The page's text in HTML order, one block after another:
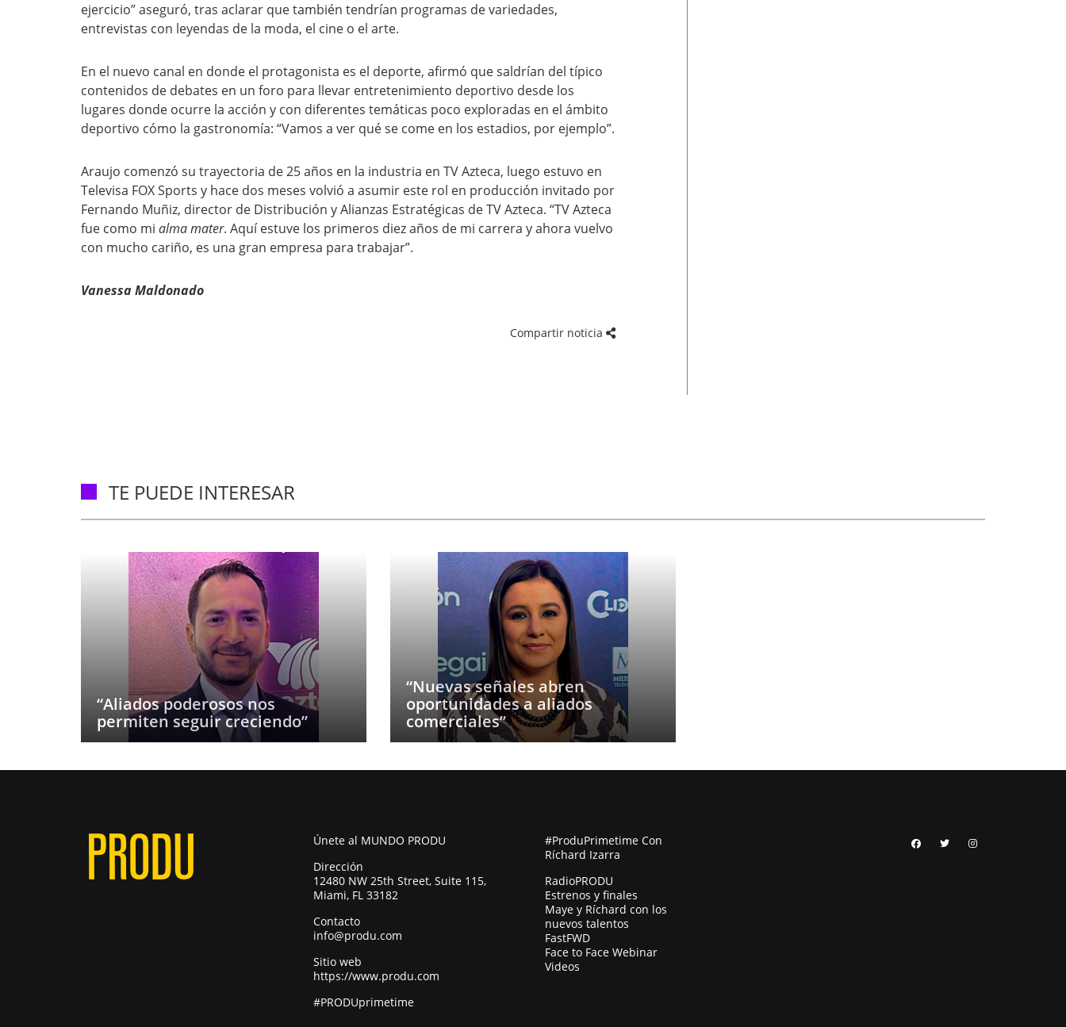
ejercicio” aseguró, tras aclarar que también tendrían programas de variedades,
entrevistas con leyendas de la moda, el cine o el arte.
En el nuevo canal en donde el protagonista es el deporte, afirmó que saldrían del típico
contenidos de debates en un foro para llevar entretenimiento deportivo desde los
lugares donde ocurre la acción y con diferentes temáticas poco exploradas en el ámbito
deportivo cómo la gastronomía: “Vamos a ver qué se come en los estadios, por ejemplo”.
Araujo comenzó su trayectoria de 25 años en la industria en TV Azteca, luego estuvo en
Televisa FOX Sports y hace dos meses volvió a asumir este rol en producción invitado por
Fernando Muñiz, director de Distribución y Alianzas Estratégicas de TV Azteca. “TV Azteca
fue como mi alma mater. Aquí estuve los primeros diez años de mi carrera y ahora vuelvo
con mucho cariño, es una gran empresa para trabajar”.
Vanessa Maldonado
Compartir noticia
TE PUEDE INTERESAR
“Aliados poderosos nos
permiten seguir creciendo”
“Nuevas señales abren
oportunidades a aliados
comerciales”
Únete al MUNDO PRODU
Dirección
12480 NW 25th Street, Suite 115,
Miami, FL 33182
Contacto
info@produ.com
Sitio web
https://www.produ.com
#PRODUprimetime
#ProduPrimetime Con
Ríchard Izarra
RadioPRODU
Estrenos y finales
Maye y Ríchard con los
nuevos talentos
FastFWD
Face to Face Webinar
Videos